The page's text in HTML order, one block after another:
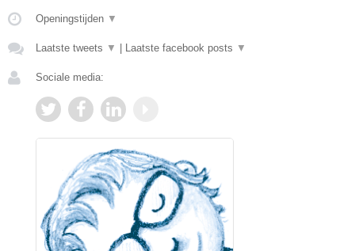
Openingstijden ▼
Laatste tweets ▼ Laatste facebook posts ▼
Sociale media: